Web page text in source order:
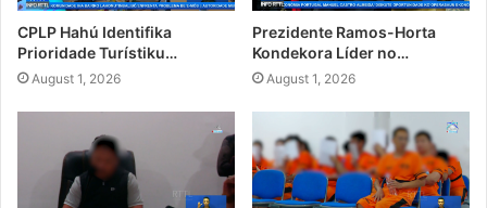
CPLP Hahú Identifika
Prioridade Turístiku…
August 1, 2026
Prezidente Ramos-Horta
Kondekora Líder no…
August 1, 2026